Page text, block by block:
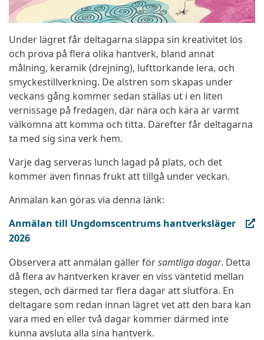
Under lägret får deltagarna släppa sin kreativitet lös
och prova på flera olika hantverk, bland annat
målning, keramik (drejning), lufttorkande lera, och
smyckestillverkning. De alstren som skapas under
veckans gång kommer sedan ställas ut i en liten
vernissage på fredagen, där nära och kära är varmt
välkomna att komma och titta. Därefter får deltagarna
ta med sig sina verk hem.
Varje dag serveras lunch lagad på plats, och det
kommer även finnas frukt att tillgå under veckan.
Anmälan kan göras via denna länk:
Anmälan till Ungdomscentrums hantverksläger
2026
(extern länk, öppnas i ny flik)
Observera att anmälan gäller församtliga dagar. Detta
då flera av hantverken kräver en viss väntetid mellan
stegen, och därmed tar flera dagar att slutföra. En
deltagare som redan innan lägret vet att den bara kan
vara med en eller två dagar kommer därmed inte
kunna avsluta alla sina hantverk.